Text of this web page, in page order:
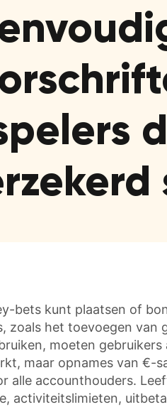
bets kunt plaatsen of
zoals het toevoegen van
moeten
maar opnames van €-
alle accounthouders.
activiteitslimieten,